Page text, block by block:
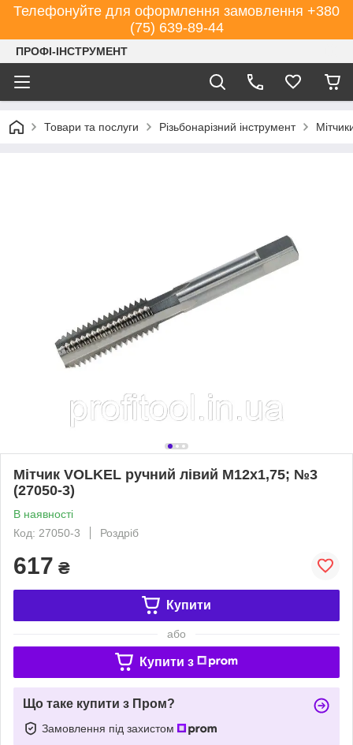
Телефонуйте для оформлення замовлення +380
(75) 639-89-44
ПРОФІ-ІНСТРУМЕНТ
Товари та послуги Різьбонарізний інструмент
Мітчик VOLKEL ручний лівий М12х1,75; №3
(27050-3)
В наявності
Код: 27050-3
Роздріб
617 ₴
Купити
або
Купити з
Що таке купити з Пром?
Замовлення під захистом